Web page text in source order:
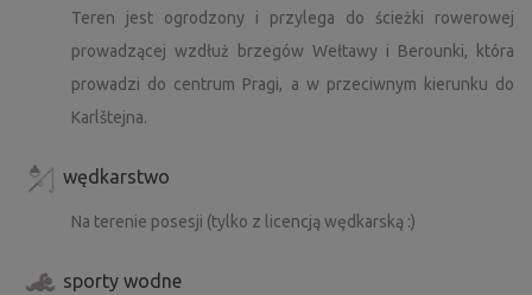
Teren jest ogrodzony i przylega do ścieżki rowerowej
prowadzącej wzdłuż brzegów Wełtawy i Berounki, która
prowadzi do centrum Pragi, a w przeciwnym kierunku do
Karlštejna.
wędkarstwo
Na terenie posesji (tylko z licencją wędkarską :)
sporty wodne